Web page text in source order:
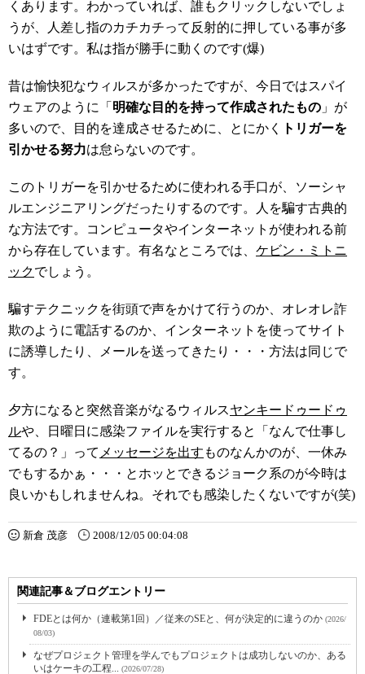
くあります。わかっていれば、誰もクリックしないでしょ
うが、人差し指のカチカチって反射的に押している事が多
いはずです。私は指が勝手に動くのです(爆)
昔は愉快犯なウィルスが多かったですが、今日ではスパイ
ウェアのように「 明確な目的を持って作成されたもの 」が
多いので、目的を達成させるために、とにかく
トリガーを
引かせる努力は怠らないのです。
このトリガーを引かせるために使われる手口が、ソーシャ
ルエンジニアリングだったりするのです。人を騙す古典的
な方法です。コンピュータやインターネットが使われる前
から存在しています。有名なところでは、 ケビン・ミトニ
ックでしょう。
騙すテクニックを街頭で声をかけて行うのか、オレオレ詐
欺のように電話するのか、インターネットを使ってサイト
に誘導したり、メールを送ってきたり・・・方法は同じで
す。
夕方になると突然音楽がなるウィルスヤンキードゥードゥ
ルや、日曜日に感染ファイルを実行すると「なんで仕事し
てるの？」って メッセージを出す ものなんかのが、一休み
でもするかぁ・・・とホッとできるジョーク系のが今時は
良いかもしれませんね。それでも感染したくないですが(笑)
新倉 茂彦 2008/12/05 00:04:08
関連記事＆ブログエントリー
FDEとは何か（連載第1回）／従来のSEと、何が決定的に違うのか (2026/
08/03)
なぜプロジェクト管理を学んでもプロジェクトは成功しないのか、ある
いはケーキの工程... (2026/07/28)